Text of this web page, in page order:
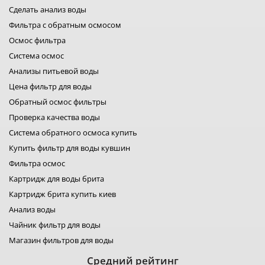
фильтры для воды bwt
фильтры filter1
лидер фильтр
лидер комфорт
фильтры для воды organic
фильтры raifil
ustm картридж
гейзер фильтр для воды
фильтр новая вода
фильтр роса
фильтры свод
фильтр для воды
фильтры аквафильтр
аквафор кувшины
Сделать анализ воды
Фильтра с обратным осмосом
Осмос фильтра
Система осмос
Анализы питьевой воды
Цена фильтр для воды
Обратный осмос фильтры
Проверка качества воды
Система обратного осмоса купить
Купить фильтр для воды кувшин
Фильтра осмос
Картридж для воды брита
Картридж брита купить киев
Анализ воды
Чайник фильтр для воды
Магазин фильтров для воды
Средний рейтинг